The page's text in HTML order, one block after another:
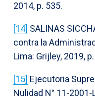
2014, p. 535.
[14] SALINAS
contra la
Lima: Grijley, 2019,
[15] Ejecutoria
Nulidad N° 11-